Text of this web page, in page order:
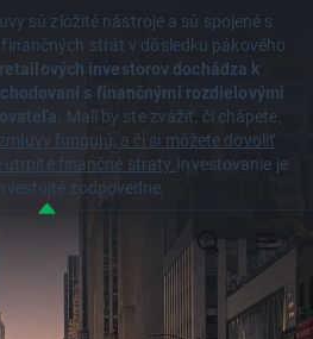
sú zložité nástroje a sú spojené s
strát v dôsledku pákového
investorov dochádza k
s finančnými rozdielovými
Mali by ste zvážiť, či chápete,
fungujú, a či si môžete dovoliť
utrpíte finančné straty.Investovanie je
zodpovedne.